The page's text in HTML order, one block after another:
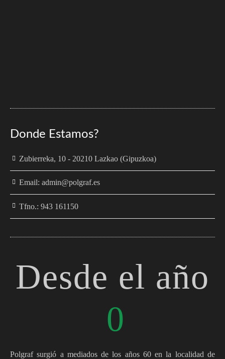
Donde Estamos?
Zubierreka, 10 - 20210 Lazkao (Gipuzkoa)
Email: admin@polgraf.es
Tfno.: 943 161150
Desde el año
0
Polgraf surgió a mediados de los años 60 en la localidad de